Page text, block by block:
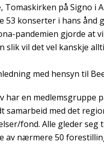
på Signo i
53 konserter i hans ånd
pandemien gjorde at
slik vil det vel kanskje
med hensyn til
en medlemsgruppe
samarbeid med det
fond. Alle gleder seg
av nærmere 50